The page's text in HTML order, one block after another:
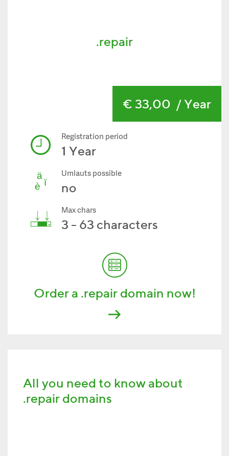
.repair
€ 33,00 / Year
Registration period
1 Year
Umlauts possible
no
Max chars
3 - 63 characters
Order a .repair domain now!
All you need to know about
.repair domains